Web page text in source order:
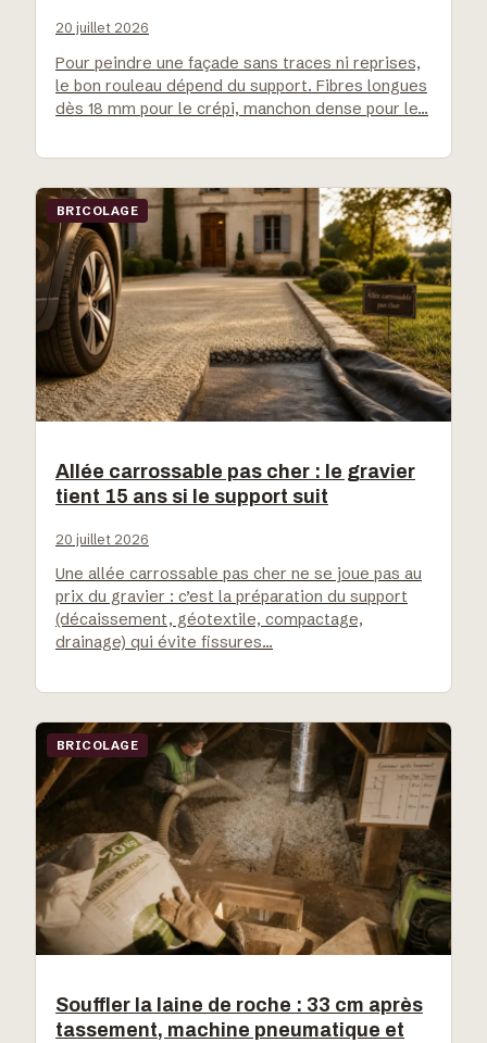
20 juillet 2026
Pour peindre une façade sans traces ni reprises,
le bon rouleau dépend du support. Fibres longues
dès 18 mm pour le crépi, manchon dense pour le…
BRICOLAGE
Allée carrossable pas cher : le gravier
tient 15 ans si le support suit
20 juillet 2026
Une allée carrossable pas cher ne se joue pas au
prix du gravier : c’est la préparation du support
(décaissement, géotextile, compactage,
drainage) qui évite fissures…
BRICOLAGE
Souffler la laine de roche : 33 cm après
tassement, machine pneumatique et